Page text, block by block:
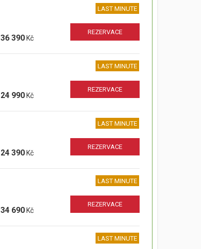
LAST MINUTE
36 390Kč
REZERVACE
LAST MINUTE
24 990Kč
REZERVACE
LAST MINUTE
24 390Kč
REZERVACE
LAST MINUTE
34 690Kč
REZERVACE
LAST MINUTE